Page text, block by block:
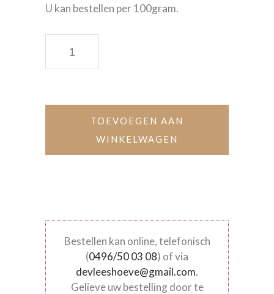
U kan bestellen per 100gram.
TOEVOEGEN AAN
WINKELWAGEN
Bestellen kan online, telefonisch
(0496/50 03 08) of via
devleeshoeve@gmail.com.
Gelieve uw bestelling door te